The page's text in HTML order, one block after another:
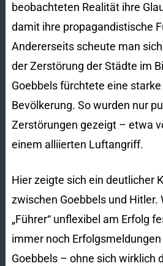
beobachteten Realität ihre
damit ihre propagandistische
Andererseits scheute man
der Zerstörung der Städte im
Goebbels fürchtete eine
Bevölkerung. So wurden nur
Zerstörungen gezeigt – etwa
einem alliierten Luftangriff.
Hier zeigte sich ein deutlicher
zwischen Goebbels und Hitler.
„Führer“ unflexibel am Erfolg
immer noch
Goebbels – ohne sich wirklich